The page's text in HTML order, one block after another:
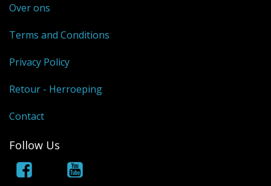
Over ons
Terms and Conditions
Privacy Policy
Retour - Herroeping
Contact
Follow Us